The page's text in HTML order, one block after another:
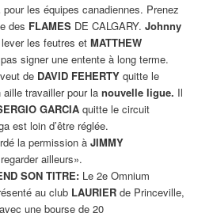
pour les équipes canadiennes. Prenez
des FLAMESDE CALGARY. Johnny
les feutres et MATTHEW
signer une entente à long terme.
de DAVID FEHERTYquitte le
aille travailler pour la nouvelle ligue. Il
GARCIAquitte le circuit
est loin d’être réglée.
la permission à JIMMY
ailleurs».
SON TITRE: Le 2e Omnium
au club LAURIERde Princeville,
une bourse de 20